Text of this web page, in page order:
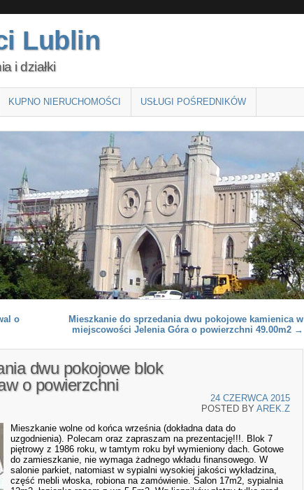
Lublin
i działki
KUPNO NIERUCHOMOŚCI USŁUGI POŚREDNIKÓW
o
Mieszkanie do sprzedania dwu pokojowe kamienica w
miejscowości Jelenia Góra o powierzchni 49.00m2 →
dwu pokojowe blok
o powierzchni
24 CZERWCA 2015
POSTED BY AREK.Z
Mieszkanie wolne od końca września (dokładna data do
uzgodnienia). Polecam oraz zapraszam na prezentację!!!. Blok 7
piętrowy z 1986 roku, w tamtym roku był wymieniony dach. Gotowe
do zamieszkanie, nie wymaga żadnego wkładu finansowego. W
salonie parkiet, natomiast w sypialni wysokiej jakości wykładzina,
część mebli włoska, robiona na zamówienie. Salon 17m2, sypialnia